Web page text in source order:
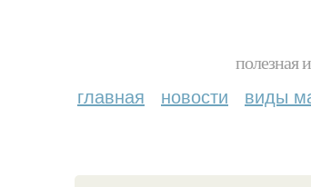
полезная
главная новости виды